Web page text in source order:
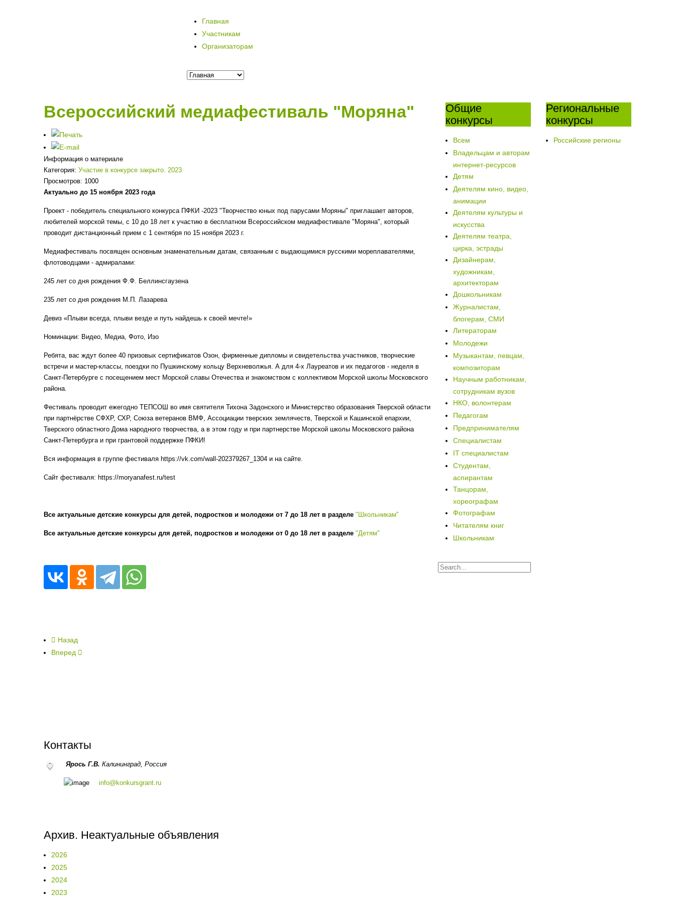
Главная
Участникам
Организаторам
Всероссийский медиафестиваль "Моряна"
Информация о материале
Категория: Участие в конкурсе закрыто. 2023
Просмотров: 1000
Актуально до 15 ноября 2023 года
Проект - победитель специального конкурса ПФКИ -2023 "Творчество юных под парусами Моряны" приглашает авторов,
любителей морской темы, с 10 до 18 лет к участию в бесплатном Всероссийском медиафестивале "Моряна", который
проводит дистанционный прием с 1 сентября по 15 ноября 2023 г.
Медиафестиваль посвящен основным знаменательным датам, связанным с выдающимися русскими мореплавателями,
флотоводцами - адмиралами:
245 лет со дня рождения Ф.Ф. Беллинсгаузена
235 лет со дня рождения М.П. Лазарева
Девиз «Плыви всегда, плыви везде и путь найдешь к своей мечте!»
Номинации: Видео, Медиа, Фото, Изо
Ребята, вас ждут более 40 призовых сертификатов Озон, фирменные дипломы и свидетельства участников, творческие
встречи и мастер-классы, поездки по Пушкинскому кольцу Верхневолжья. А для 4-х Лауреатов и их педагогов - неделя в
Санкт-Петербурге с посещением мест Морской славы Отечества и знакомством с коллективом Морской школы Московского
района.
Фестиваль проводит ежегодно ТЕПСОШ во имя святителя Тихона Задонского и Министерство образования Тверской области
при партнёрстве СФХР, СХР, Союза ветеранов ВМФ, Ассоциации тверских землячеств, Тверской и Кашинской епархии,
Тверского областного Дома народного творчества, а в этом году и при партнерстве Морской школы Московского района
Санкт-Петербурга и при грантовой поддержке ПФКИ!
Вся информация в группе фестиваля https://vk.com/wall-202379267_1304 и на сайте.
Сайт фестиваля: https://moryanafest.ru/test
Все актуальные детские конкурсы для детей, подростков и молодежи от 7 до 18 лет в разделе "Школьникам"
Все актуальные детские конкурсы для детей, подростков и молодежи от 0 до 18 лет в разделе "Детям"
Назад
Вперед
Общие
конкурсы
Всем
Владельцам и авторам
интернет-ресурсов
Детям
Деятелям кино, видео,
анимации
Деятелям культуры и
искусства
Деятелям театра,
цирка, эстрады
Дизайнерам,
художникам,
архитекторам
Дошкольникам
Журналистам,
блогерам, СМИ
Литераторам
Молодежи
Музыкантам, певцам,
композиторам
Научным работникам,
сотрудникам вузов
НКО, волонтерам
Педагогам
Предпринимателям
Специалистам
IT специалистам
Студентам,
аспирантам
Танцорам,
хореографам
Фотографам
Читателям книг
Школьникам
Региональные
конкурсы
Российские регионы
Контакты
Ярось Г.В. Калининград, Россия
info@konkursgrant.ru
Архив. Неактуальные объявления
2026
2025
2024
2023